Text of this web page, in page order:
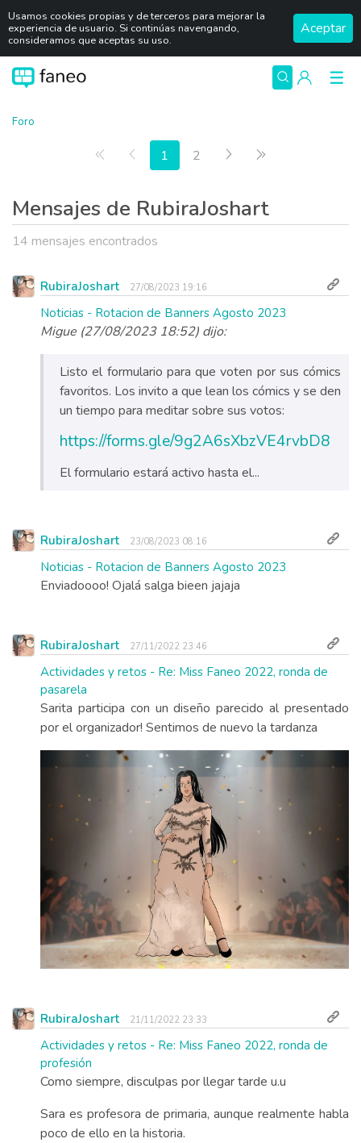
Usamos cookies propias y de terceros para mejorar la
experiencia de usuario. Si continúas navengando,
consideramos que aceptas su uso.
Aceptar
Foro
Primera página
Anterior
1 2 Siguiente
Mensajes de RubiraJoshart
14 mensajes encontrados
RubiraJoshart 27/08/2023 19:16
Noticias - Rotacion de Banners Agosto 2023
Migue (27/08/2023 18:52) dijo:
Listo el formulario para que voten por sus cómics
favoritos. Los invito a que lean los cómics y se den
un tiempo para meditar sobre sus votos:
https://forms.gle/9g2A6sXbzVE4rvbD8
El formulario estará activo hasta el...
RubiraJoshart 23/08/2023 08:16
Noticias - Rotacion de Banners Agosto 2023
Enviadoooo! Ojalá salga bieen jajaja
RubiraJoshart 27/11/2022 23:46
Actividades y retos - Re: Miss Faneo 2022, ronda de
pasarela
Sarita participa con un diseño parecido al presentado
por el organizador! Sentimos de nuevo la tardanza
RubiraJoshart 21/11/2022 23:33
Actividades y retos - Re: Miss Faneo 2022, ronda de
profesión
Como siempre, disculpas por llegar tarde u.u
Sara es profesora de primaria, aunque realmente habla
poco de ello en la historia.